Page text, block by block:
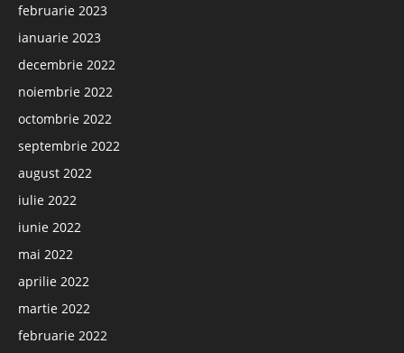
februarie 2023
ianuarie 2023
decembrie 2022
noiembrie 2022
octombrie 2022
septembrie 2022
august 2022
iulie 2022
iunie 2022
mai 2022
aprilie 2022
martie 2022
februarie 2022